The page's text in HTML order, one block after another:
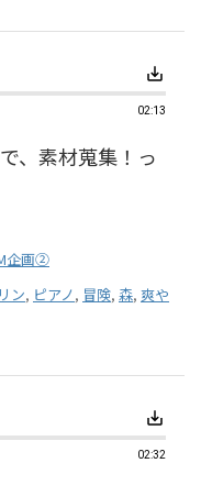
save_alt
02:13
、素材蒐集！っ
企画②
ン, ピアノ, 冒険, 森, 爽や
save_alt
02:32